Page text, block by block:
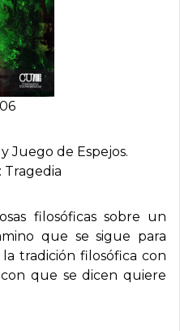
Juego de Espejos.
Tragedia
filosóficas sobre un
que se sigue para
tradición filosófica con
que se dicen quiere